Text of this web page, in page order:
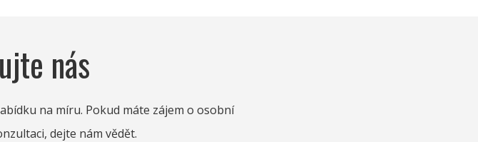
nás
na míru. Pokud máte zájem o osobní
dejte nám vědět.